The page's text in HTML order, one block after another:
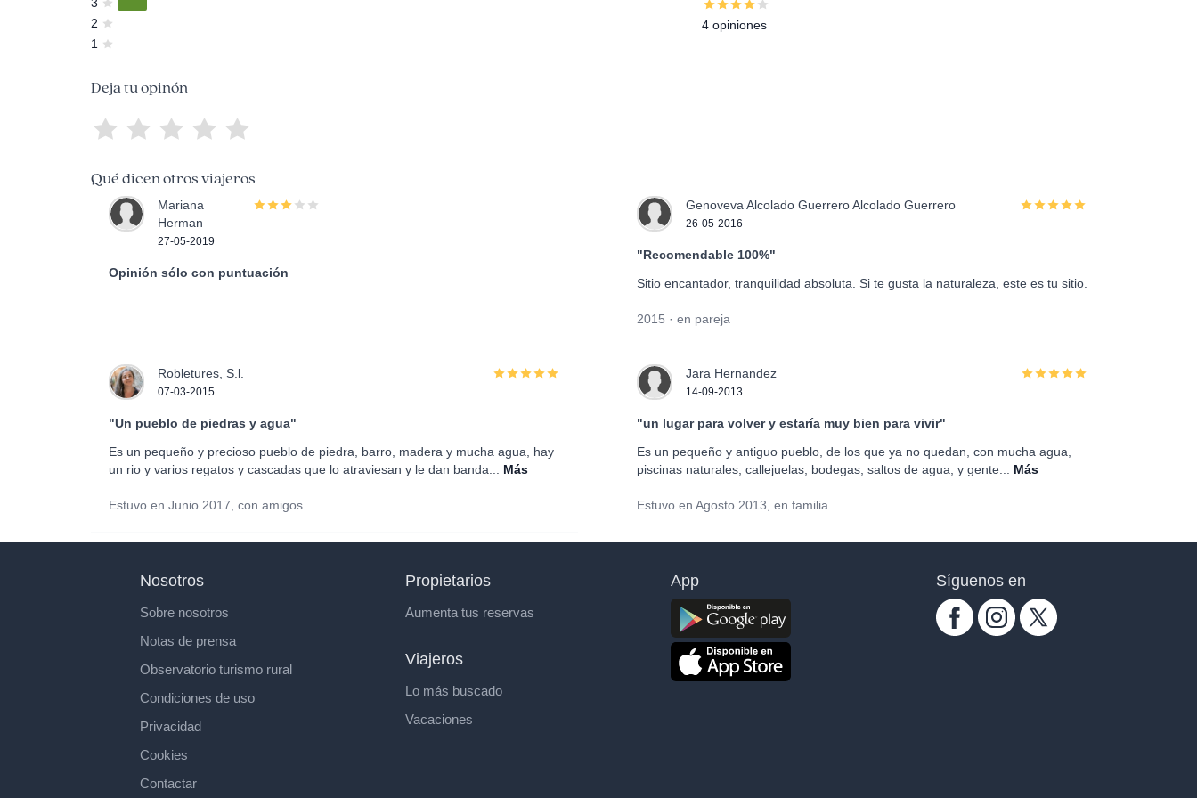
2
1
4 opiniones
Deja tu opinón
Qué dicen otros viajeros
Mariana
Herman
27-05-2019
Opinión sólo con puntuación
Genoveva Alcolado Guerrero Alcolado Guerrero
26-05-2016
"Recomendable 100%"
Sitio encantador, tranquilidad absoluta. Si te gusta la naturaleza, este es tu sitio.
2015 · en pareja
Robletures, S.l.
07-03-2015
"Un pueblo de piedras y agua"
Es un pequeño y precioso pueblo de piedra, barro, madera y mucha agua, hay
un rio y varios regatos y cascadas que lo atraviesan y le dan banda...
Más
Estuvo en Junio 2017, con amigos
Jara Hernandez
14-09-2013
"un lugar para volver y estaría muy bien para vivir"
Es un pequeño y antiguo pueblo, de los que ya no quedan, con mucha agua,
piscinas naturales, callejuelas, bodegas, saltos de agua, y gente...
Más
Estuvo en Agosto 2013, en familia
Nosotros
Sobre nosotros
Notas de prensa
Observatorio turismo rural
Condiciones de uso
Privacidad
Cookies
Contactar
Propietarios
Aumenta tus reservas
Viajeros
Lo más buscado
Vacaciones
App Síguenos en